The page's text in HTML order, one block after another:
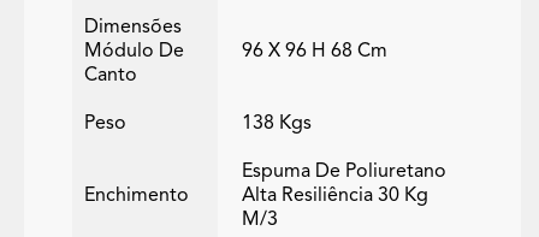
Dimensões
Módulo De
Canto
96 X 96 H 68 Cm
Peso 138 Kgs
Enchimento
Espuma De Poliuretano
Alta Resiliência 30 Kg
M/3